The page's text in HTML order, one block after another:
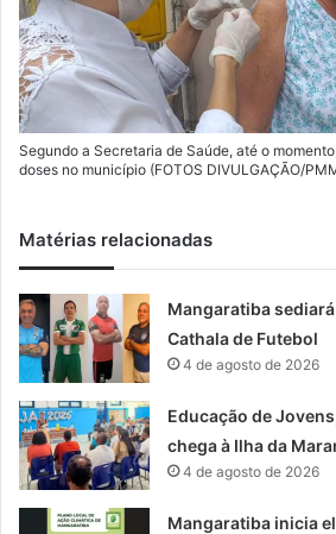
Segundo a Secretaria de Saúde, até o
doses no município (FOTOS DIVULGAÇÃO/
Matérias relacionadas
Mangaratiba sediará
Cathala de Futebol
4 de agosto de 2026
Educação de
chega à Ilha da
4 de agosto de 2026
Mangaratiba inicia